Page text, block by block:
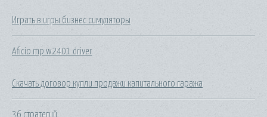
Играть в игры бизнес симуляторы
Aficio mp w2401 driver
Скачать договор купли продажи капитального гаража
36 стратегий